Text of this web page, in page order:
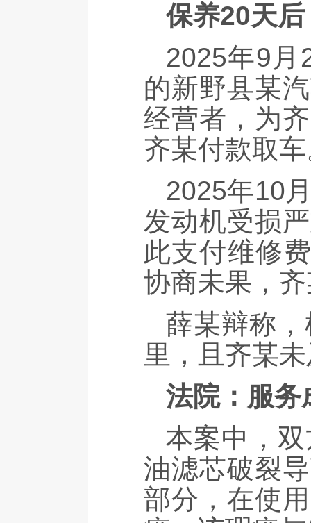
保养20天
2025年9月
的新野县某
经营者，为
齐某付款取
2025年10
发动机受损
此支付维修
协商未果，
薛某辩称
里，且齐某
法院：服务
本案中，
油滤芯破裂
部分，在使